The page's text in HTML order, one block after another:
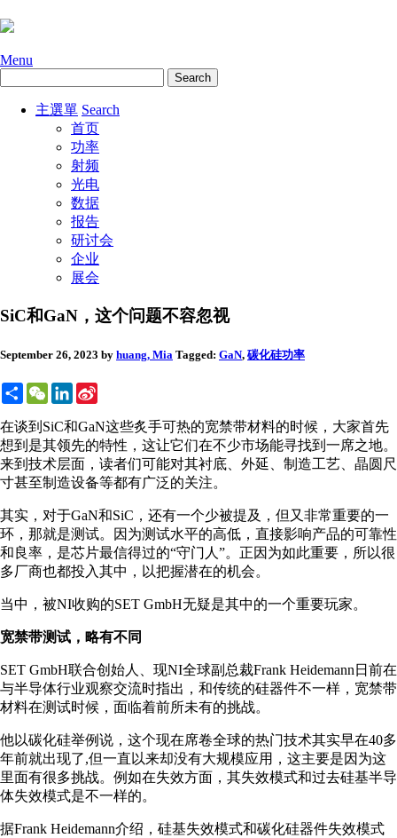
Menu
主選單 Search
首页
功率
射频
光电
数据
报告
研讨会
企业
展会
SiC和GaN，这个问题不容忽视
September 26, 2023 by huang, Mia Tagged: GaN, 碳化硅功率
ShareWeChatLinkedIn
在谈到SiC和GaN这些炙手可热的宽禁带材料的时候，大家首先
想到是其领先的特性，这让它们在不少市场能寻找到一席之地。
来到技术层面，读者们可能对其衬底、外延、制造工艺、晶圆尺
寸甚至制造设备等都有广泛的关注。
其实，对于GaN和SiC，还有一个少被提及，但又非常重要的一
环，那就是测试。因为测试水平的高低，直接影响产品的可靠性
和良率，是芯片最信得过的“守门人”。正因为如此重要，所以很
多厂商也都投入其中，以把握潜在的机会。
当中，被NI收购的SET GmbH无疑是其中的一个重要玩家。
宽禁带测试，略有不同
SET GmbH联合创始人、现NI全球副总裁Frank Heidemann日前在
与半导体行业观察交流时指出，和传统的硅器件不一样，宽禁带
材料在测试时候，面临着前所未有的挑战。
他以碳化硅举例说，这个现在席卷全球的热门技术其实早在40多
年前就出现了,但一直以来却没有大规模应用，这主要是因为这
里面有很多挑战。例如在失效方面，其失效模式和过去硅基半导
体失效模式是不一样的。
据Frank Heidemann介绍，硅基失效模式和碳化硅器件失效模式